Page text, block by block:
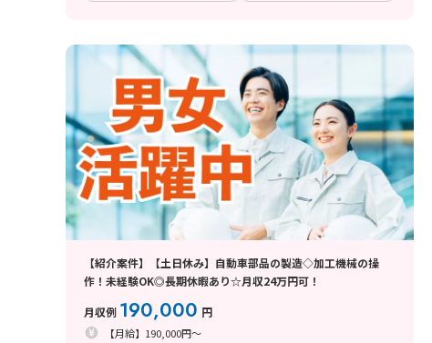
【紹介案件】【土日休み】自動車部品の製造◇加工機械の操
作！未経験OK◎長期休暇あり☆月収24万円可！
月収例 190,000 円
【月給】190,000円～